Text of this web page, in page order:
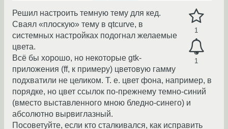
1
1
Решил настроить темную тему для кед.
Сваял «плоскую» тему в qtcurve, в
системных настройках подогнал желаемые
цвета.
Всё бы хорошо, но некоторые gtk-
приложения (ff, к примеру) цветовую гамму
подхватили не целиком. Т. е. цвет фона, например, в
порядке, но цвет ссылок по-прежнему темно-синий
(вместо выставленного мною бледно-синего) и
абсолютно вырвиглазный.
Посоветуйте, если кто сталкивался, как исправить